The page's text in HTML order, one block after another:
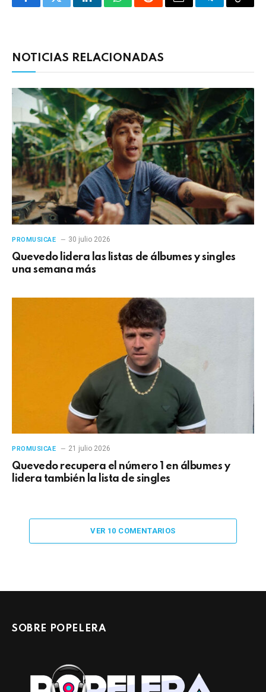
FacebookTwitterLinkedInWhatsAppRedditCorreoTelegrama
NOTICIAS RELACIONADAS
PROMUSICAE 30 julio 2026
Quevedo lidera las listas de álbumes y singles
una semana más
PROMUSICAE 21 julio 2026
Quevedo recupera el número 1 en álbumes y
lidera también la lista de singles
VER 10 COMENTARIOS
SOBRE POPELERA